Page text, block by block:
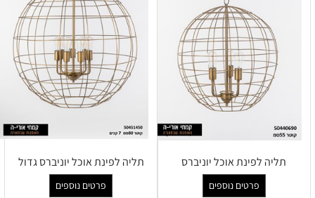
תליה לפינת אוכל יוניברס
פרטים נוספים
תליה לפינת אוכל יוניברס גדול
פרטים נוספים